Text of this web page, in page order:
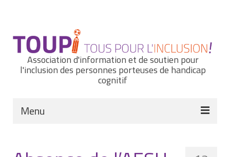
Association d'information et de soutien pour
l'inclusion des personnes porteuses de handicap
cognitif
Menu